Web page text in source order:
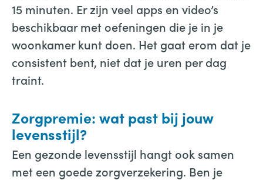
15 minuten. Er zijn veel apps en video’s
beschikbaar met oefeningen die je in je
woonkamer kunt doen. Het gaat erom dat je
consistent bent, niet dat je uren per dag
traint.
Zorgpremie: wat past bij jouw
levensstijl?
Een gezonde levensstijl hangt ook samen
met een goede zorgverzekering. Ben je